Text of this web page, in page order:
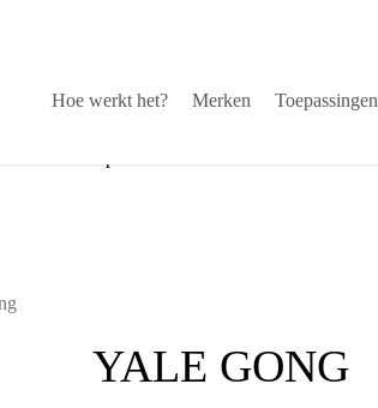
Hoe werkt het? Merken Toepassingen
YALE GONG